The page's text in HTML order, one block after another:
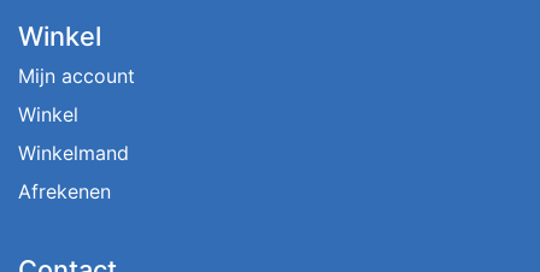
Winkel
Mijn account
Winkel
Winkelmand
Afrekenen